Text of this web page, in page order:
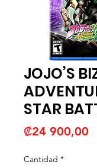
JOJO’S
STAR
₡24 900,00
Cantidad *